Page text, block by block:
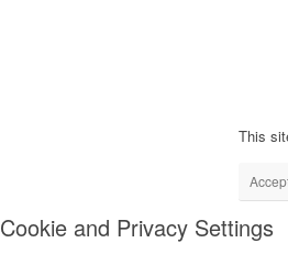
This
Cookie and Privacy Settings